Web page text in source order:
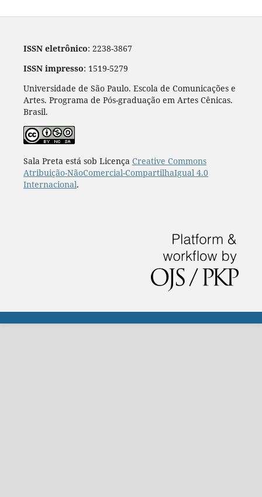
ISSN eletrônico: 2238-3867
ISSN impresso: 1519-5279
Universidade de São Paulo. Escola de Comunicações e
Artes. Programa de Pós-graduação em Artes Cênicas.
Brasil.
Sala Preta está sob Licença Creative Commons
Atribuição-NãoComercial-CompartilhaIgual 4.0
Internacional.